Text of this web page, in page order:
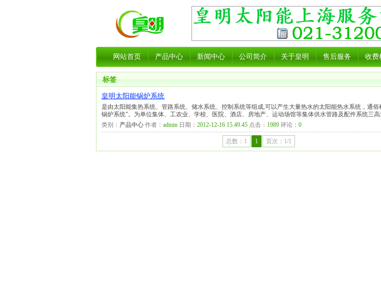
网站首页 产品中心 新闻中心 公司简介 关于皇明 售后服务 收费
标签
皇明太阳能锅炉系统
是由太阳能集热系统、管路系统、储水系统、控制系统等组成,可以产生大量热水的太阳能热水系统，通俗
锅炉系统”。为单位集体、工农业、学校、医院、酒店、房地产、运动场馆等集体供水管路及配件系统三
类别： 产品中心 作者： admin 日期： 2012-12-16 15.49.45 点击： 1989 评论： 0
总数：1 1 页次：1/1